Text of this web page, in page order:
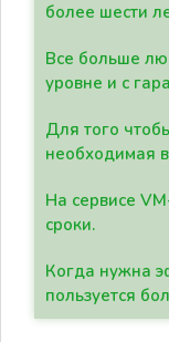
более шести
Все больше
уровне и с
Для того
необходимая
На сервисе
сроки.
Когда нужна
пользуется